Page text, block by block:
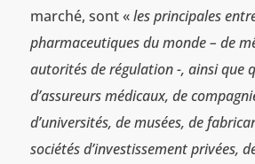
marché, sont «les principales
pharmaceutiques du monde – de
autorités de régulation -, ainsi que
d’assureurs médicaux, de
d’universités, de musées, de
sociétés d’investissement privées,